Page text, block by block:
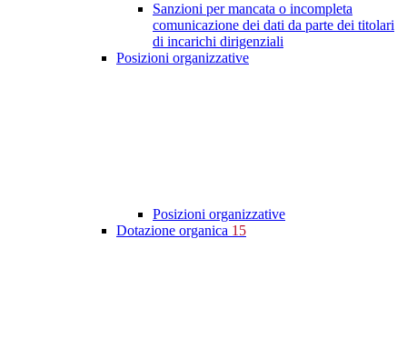
Sanzioni per mancata o incompleta
comunicazione dei dati da parte dei titolari
di incarichi dirigenziali
Posizioni organizzative
Posizioni organizzative
Dotazione organica 15